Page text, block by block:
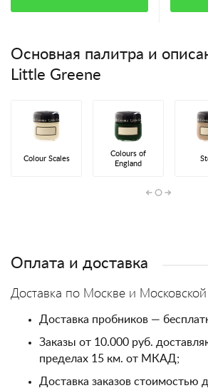
Основная палитра и
Little Greene
Colour Scales
Colours of
England
Оплата и доставка
Доставка по Москве и
Доставка пробников —
Заказы от 10.000 руб.
пределах 15 км. от МКАД;
Доставка заказов стоимостью